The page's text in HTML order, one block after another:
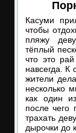
Касуми
чтобы
пляжу
тёплый
что это
навсегда.
жители
несколько
как один
после чего
трахать
дырочки до